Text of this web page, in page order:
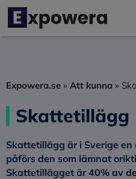
Hoppa
innehåll
Expowera.se » Att kunna »
Skattetillägg
Skattetillägg är i Sverige
påförs den som lämnat
Skattetillägget är 40% av